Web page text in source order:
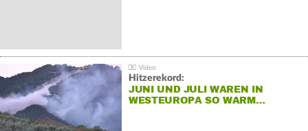
Hitzerekord:
JUNI UND JULI WAREN IN
WESTEUROPA SO WARM…